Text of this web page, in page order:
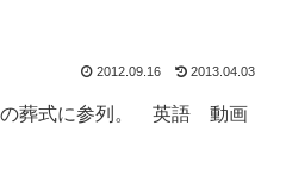
2012.09.16 2013.04.03
の葬式に参列。 英語 動画